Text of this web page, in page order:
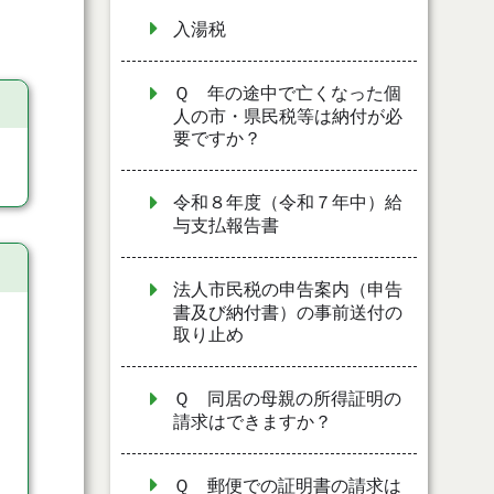
入湯税
Ｑ 年の途中で亡くなった個
人の市・県民税等は納付が必
要ですか？
令和８年度（令和７年中）給
与支払報告書
法人市民税の申告案内（申告
書及び納付書）の事前送付の
取り止め
Ｑ 同居の母親の所得証明の
請求はできますか？
Ｑ 郵便での証明書の請求は